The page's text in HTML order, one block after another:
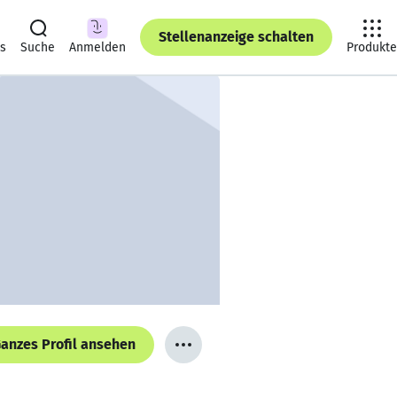
Suche Anmelden
Stellenanzeige schalten
Produkte
Profil ansehen